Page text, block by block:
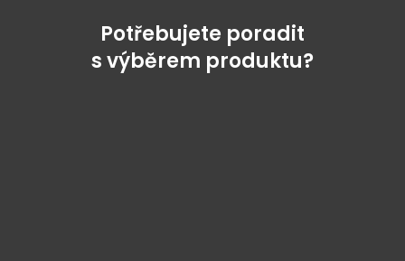
Potřebujete poradit
s výběrem produktu?